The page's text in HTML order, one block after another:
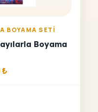
BOYAMA SETI
Boyama
₺